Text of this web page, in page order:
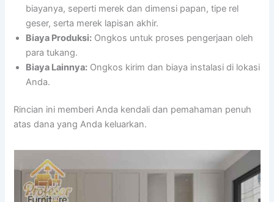
biayanya, seperti merek dan dimensi papan, tipe rel
geser, serta merek lapisan akhir.
Biaya Produksi: Ongkos untuk proses pengerjaan oleh
para tukang.
Biaya Lainnya: Ongkos kirim dan biaya instalasi di lokasi
Anda.
Rincian ini memberi Anda kendali dan pemahaman penuh
atas dana yang Anda keluarkan.